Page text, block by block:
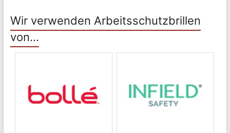
Wir verwenden Arbeitsschutzbrillen
von…